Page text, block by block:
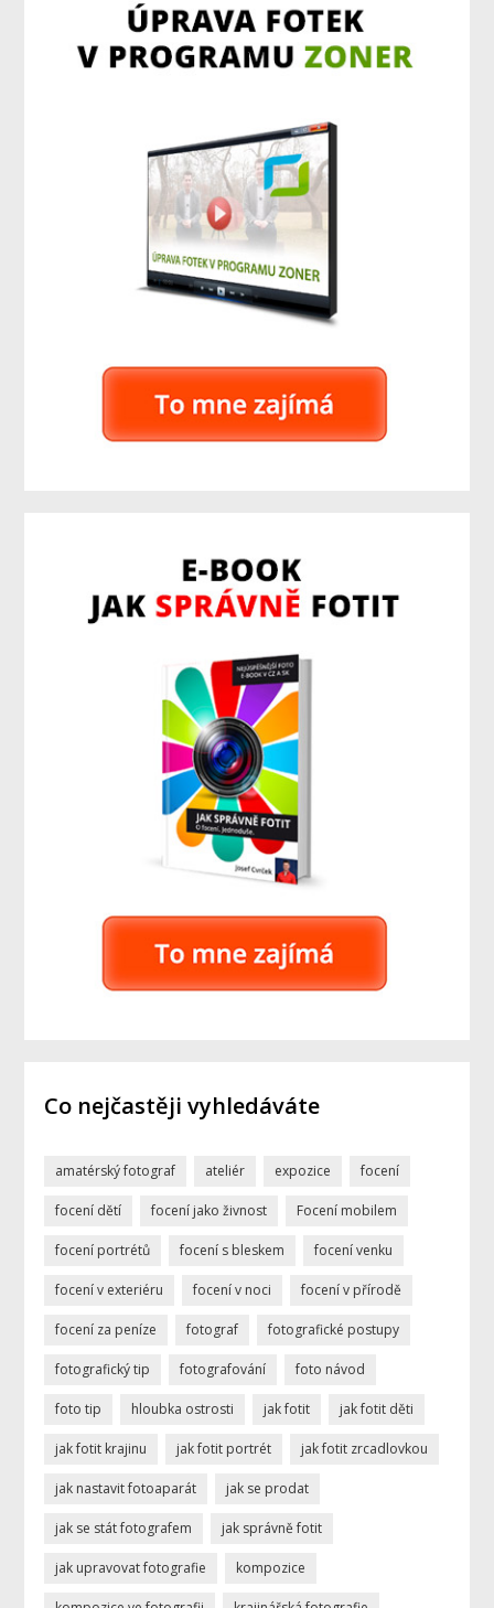
Co nejčastěji vyhledáváte
amatérský fotograf ateliér expozice focení
focení dětí focení jako živnost Focení mobilem
focení portrétů focení s bleskem focení venku
focení v exteriéru focení v noci focení v přírodě
focení za peníze fotograf fotografické postupy
fotografický tip fotografování foto návod
foto tip hloubka ostrosti jak fotit jak fotit děti
jak fotit krajinu jak fotit portrét jak fotit zrcadlovkou
jak nastavit fotoaparát jak se prodat
jak se stát fotografem jak správně fotit
jak upravovat fotografie kompozice